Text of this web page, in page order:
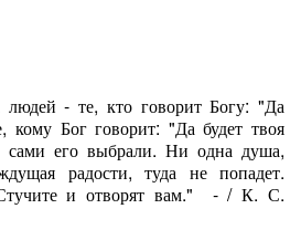
людей - те, кто говорит Богу: "Да
кому Бог говорит: "Да будет твоя
сами его выбрали. Ни одна душа,
радости, туда не попадет.
и отворят вам." - / К. С.